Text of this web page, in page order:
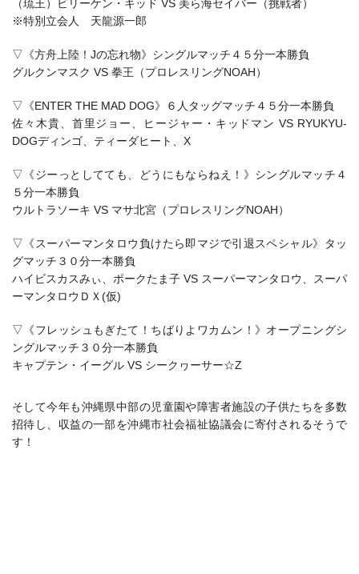
（琉王）ビリーケン・キッド VS 美ら海セイバー（挑戦者）
※特別立会人 天龍源一郎
▽《方舟上陸！Jの忘れ物》シングルマッチ４５分一本勝負
グルクンマスク VS 拳王（プロレスリングNOAH）
▽《ENTER THE MAD DOG》６人タッグマッチ４５分一本勝負
佐々木貴、首里ジョー、ヒージャー・キッドマン VS RYUKYU-
DOGディンゴ、ティーダヒート、X
▽《ジーっとしてても、どうにもならねえ！》シングルマッチ４
５分一本勝負
ウルトラソーキ VS マサ北宮（プロレスリングNOAH）
▽《スーパーマンタロウ負けたら即マジで引退スペシャル》タッ
グマッチ３０分一本勝負
ハイビスカスみぃ、ポークたま子 VS スーパーマンタロウ、スーパ
ーマンタロウＤＸ(仮)
▽《フレッシュもぎたて！ちばりよワカムン！》オープニングシ
ングルマッチ３０分一本勝負
キャプテン・イーグル VS シークヮーサー☆Z
そして今年も沖縄県中部の児童園や障害者施設の子供たちを多数
招待し、収益の一部を沖縄市社会福祉協議会に寄付されるそうで
す！